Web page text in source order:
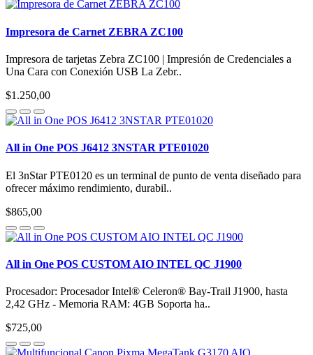
Impresora de Carnet ZEBRA ZC100
Impresora de tarjetas Zebra ZC100 | Impresión de Credenciales a
Una Cara con Conexión USB La Zebr..
$1.250,00
All in One POS J6412 3NSTAR PTE01020
El 3nStar PTE0120 es un terminal de punto de venta diseñado para
ofrecer máximo rendimiento, durabil..
$865,00
All in One POS CUSTOM AIO INTEL QC J1900
Procesador: Procesador Intel® Celeron® Bay-Trail J1900, hasta
2,42 GHz - Memoria RAM: 4GB Soporta ha..
$725,00